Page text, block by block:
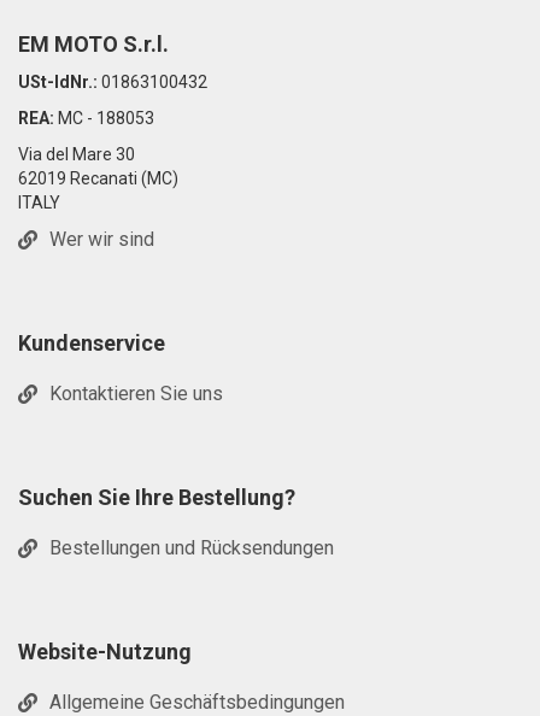
EM MOTO S.r.l.
USt-IdNr.: 01863100432
REA: MC - 188053
Via del Mare 30
62019 Recanati (MC)
ITALY
Wer wir sind
Kundenservice
Kontaktieren Sie uns
Suchen Sie Ihre Bestellung?
Bestellungen und Rücksendungen
Website-Nutzung
Allgemeine Geschäftsbedingungen